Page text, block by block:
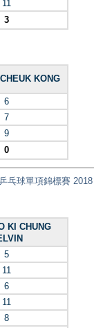
11
3
KONG
6
7
9
0
乓球單項錦標賽 2018
KI CHUNG
5
11
6
11
8